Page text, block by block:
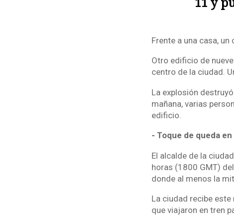
Frente a una casa,
Otro edificio de
centro de la ciudad.
La explosión
mañana, varias
edificio.
- Toque de queda en
El alcalde de la
horas (1800 GMT)
donde al menos la
La ciudad recibe
que viajaron en tren